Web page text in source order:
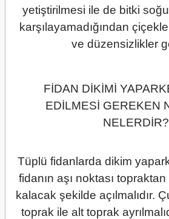
yetiştirilmesi ile de bitki
karşılayamadığından
ve düzensizlikler
FİDAN DİKİMİ
EDİLMESİ GEREKEN
NELERDİR?
Tüplü fidanlarda dikim
fidanın aşı noktası
kalacak şekilde açılmalıdır.
toprak ile alt toprak